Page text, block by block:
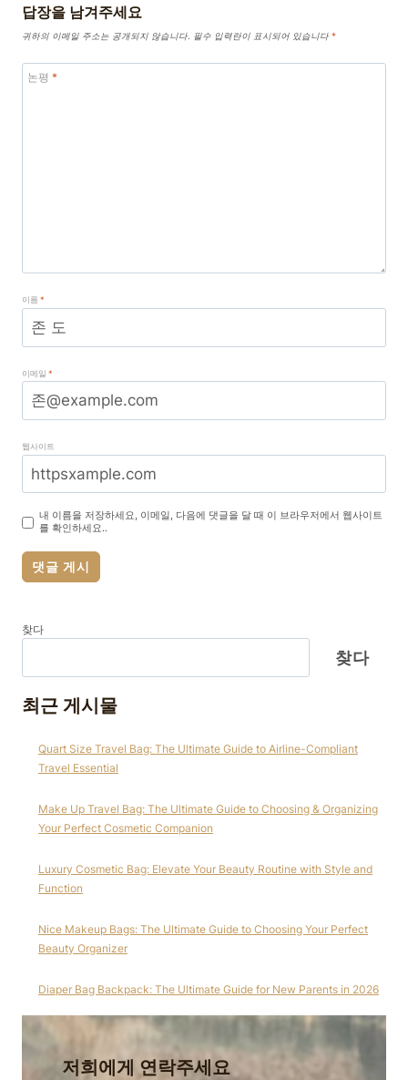
답장을 남겨주세요
귀하의 이메일 주소는 공개되지 않습니다. 필수 입력란이 표시되어 있습니다 *
논평 *
이름*
이메일*
웹사이트
내 이름을 저장하세요, 이메일, 다음에 댓글을 달 때 이 브라우저에서 웹사이트
를 확인하세요..
찾다
찾다
최근 게시물
Quart Size Travel Bag: The Ultimate Guide to Airline-Compliant
Travel Essential
Make Up Travel Bag: The Ultimate Guide to Choosing & Organizing
Your Perfect Cosmetic Companion
Luxury Cosmetic Bag: Elevate Your Beauty Routine with Style and
Function
Nice Makeup Bags: The Ultimate Guide to Choosing Your Perfect
Beauty Organizer
Diaper Bag Backpack: The Ultimate Guide for New Parents in 2026
저희에게 연락주세요